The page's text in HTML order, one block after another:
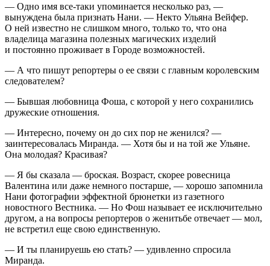
— Одно имя все-таки упоминается несколько раз, —
вынуждена была признать Нани. — Некто Ульяна Вейфер.
О ней известно не слишком много, только то, что она
владелица магазина полезных магических изделий
и постоянно проживает в Городе возможностей.
— А что пишут репортеры о ее связи с главным королевским
следователем?
— Бывшая любовница Фоша, с которой у него сохранились
дружеские отношения.
— Интересно, почему он до сих пор не женился? —
заинтересовалась Миранда. — Хотя бы и на той же Ульяне.
Она молодая? Красивая?
— Я бы сказала — броская. Возраст, скорее ровесница
Валентина или даже немного постарше, — хорошо запомнила
Нани фотографии эффектной брюнетки из газетного
новостного Вестника. — Но Фош называет ее исключительно
другом, а на вопросы репортеров о женитьбе отвечает — мол,
не встретил еще свою единственную.
— И ты планируешь ею стать? — удивленно спросила
Миранда.